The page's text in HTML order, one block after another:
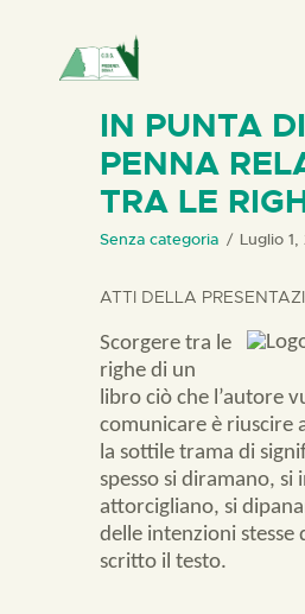
HOME
CHI SIAMO
NEWS
ELISA SALERNO
CONTATTI
IN PUNTA DI
PENNA
TRA LE
Senza categoria Luglio 1,
ATTI DELLA
Scorgere tra le
righe di un
libro ciò che l’autore
comunicare è riuscire
la sottile trama di
spesso si diramano, si
attorcigliano, si
delle intenzioni stesse
scritto il testo.